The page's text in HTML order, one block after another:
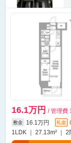
16.1万円 / 管理費
敷金 16.1万円 礼金
1LDK ｜ 27.13m² ｜ 2